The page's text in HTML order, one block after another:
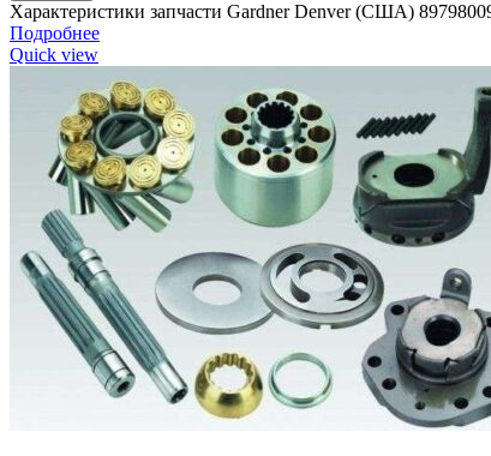
Характеристики запчасти Gardner Denver (США)
Подробнее
Quick view